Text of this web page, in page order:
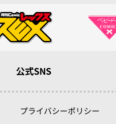
公式SNS
プライバシーポリシー